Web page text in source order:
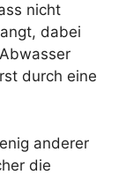
nicht
dabei
durch eine
anderer
die